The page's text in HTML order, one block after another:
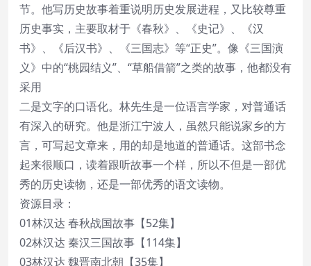
节。他写历史故事着重说明历史发展进程，又比较尊重
历史事实，主要取材于《春秋》、《史记》、《汉
书》、《后汉书》、《三国志》等“正史”。像《三国演
义》中的“桃园结义”、“草船借箭”之类的故事，他都没有
采用
二是文字的口语化。林先生是一位语言学家，对普通话
有深入的研究。他是浙江宁波人，虽然只能说家乡的方
言，可写起文章来，用的却是地道的普通话。这部书念
起来很顺口，读着跟听故事一个样，所以不但是一部优
秀的历史读物，还是一部优秀的语文读物。
资源目录：
01林汉达 春秋战国故事【52集】
02林汉达 秦汉三国故事【114集】
03林汉达 魏晋南北朝【35集】